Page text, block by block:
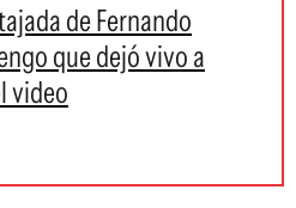
de Fernando
que dejó vivo a
video